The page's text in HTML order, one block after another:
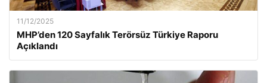
11/12/2025
MHP’den 120 Sayfalık Terörsüz Türkiye Raporu
Açıklandı